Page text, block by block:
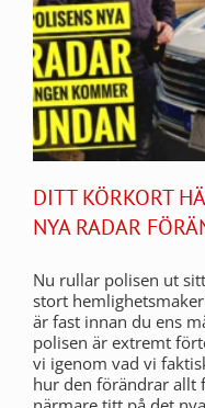
DITT KÖRKORT
NYA RADAR
Nu rullar polisen ut
stort
är fast innan du ens
polisen är extremt
vi igenom vad vi
hur den förändrar allt